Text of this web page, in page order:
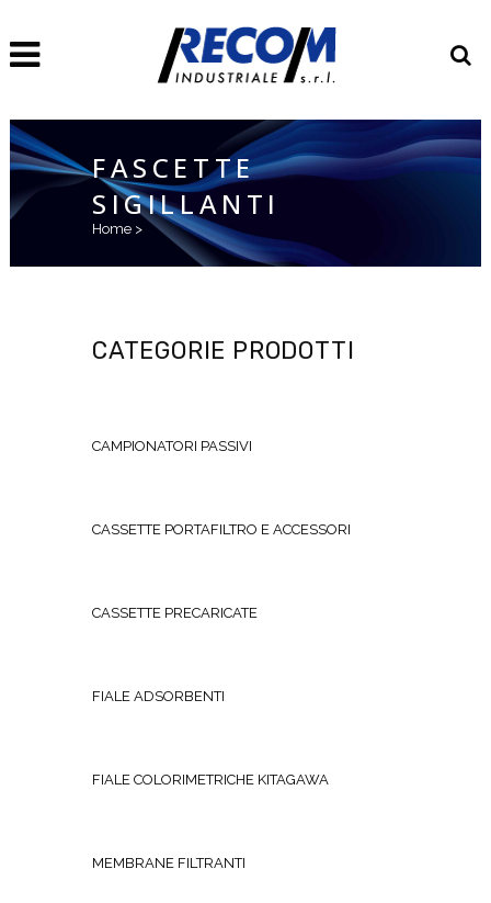
FASCETTE
SIGILLANTI
Home >
CATEGORIE PRODOTTI
CAMPIONATORI PASSIVI
CASSETTE PORTAFILTRO E ACCESSORI
CASSETTE PRECARICATE
FIALE ADSORBENTI
FIALE COLORIMETRICHE KITAGAWA
MEMBRANE FILTRANTI